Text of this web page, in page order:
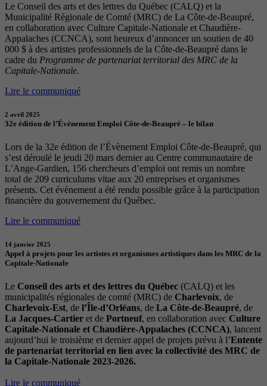
Le Conseil des arts et des lettres du Québec (CALQ) et la
Municipalité Régionale de Comté (MRC) de La Côte-de-Beaupré,
en collaboration avec Culture Capitale-Nationale et Chaudière-
Appalaches (CCNCA), sont heureux d’annoncer un soutien de 40
000 $ à des artistes professionnels de la Côte-de-Beaupré dans le
cadre du Programme de partenariat territorial des MRC de la
Capitale-Nationale.
Lire le communiqué
2 avril 2025
32e édition de l’Évènement Emploi Côte-de-Beaupré – le bilan
Lors de la 32e édition de l’Évènement Emploi Côte-de-Beaupré, qui
s’est déroulé le jeudi 20 mars dernier au Centre communautaire de
L’Ange-Gardien, 156 chercheurs d’emploi ont remis un nombre
total de 209 curriculums vitae aux 20 entreprises et organismes
présents. Cet évènement a été rendu possible grâce à la participation
financière du gouvernement du Québec.
Lire le communiqué
14 janvier 2025
Appel à projets pour les artistes et organismes artistiques dans les MRC de la
Capitale-Nationale
Le Conseil des arts et des lettres du Québec (CALQ) et les
municipalités régionales de comté (MRC) de Charlevoix, de
Charlevoix-Est, de l’Île-d’Orléans, de La Côte-de-Beaupré, de
La Jacques-Cartier et de Portneuf, en collaboration avec Culture
Capitale-Nationale et Chaudière-Appalaches (CCNCA), lancent
aujourd’hui le troisième et dernier appel de projets prévu à l’Entente
de partenariat territorial en lien avec la collectivité des MRC de
la Capitale-Nationale 2023-2026.
Lire le communiqué